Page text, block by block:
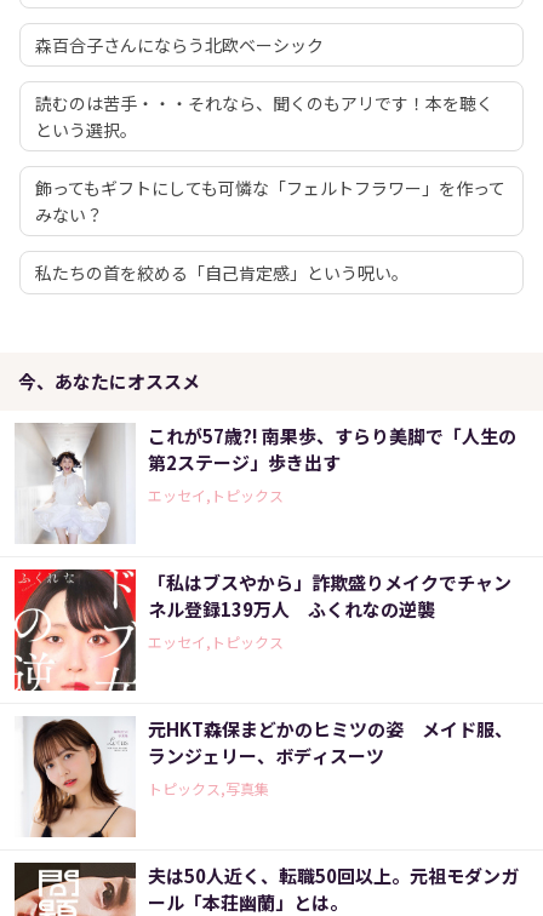
森百合子さんにならう北欧ベーシック
読むのは苦手・・・それなら、聞くのもアリです！本を聴く
という選択。
飾ってもギフトにしても可憐な「フェルトフラワー」を作って
みない？
私たちの首を絞める「自己肯定感」という呪い。
今、あなたにオススメ
これが57歳?! 南果歩、すらり美脚で「人生の
第2ステージ」歩き出す
エッセイ,トピックス
「私はブスやから」詐欺盛りメイクでチャン
ネル登録139万人 ふくれなの逆襲
エッセイ,トピックス
元HKT森保まどかのヒミツの姿 メイド服、
ランジェリー、ボディスーツ
トピックス,写真集
夫は50人近く、転職50回以上。元祖モダンガ
ール「本荘幽蘭」とは。